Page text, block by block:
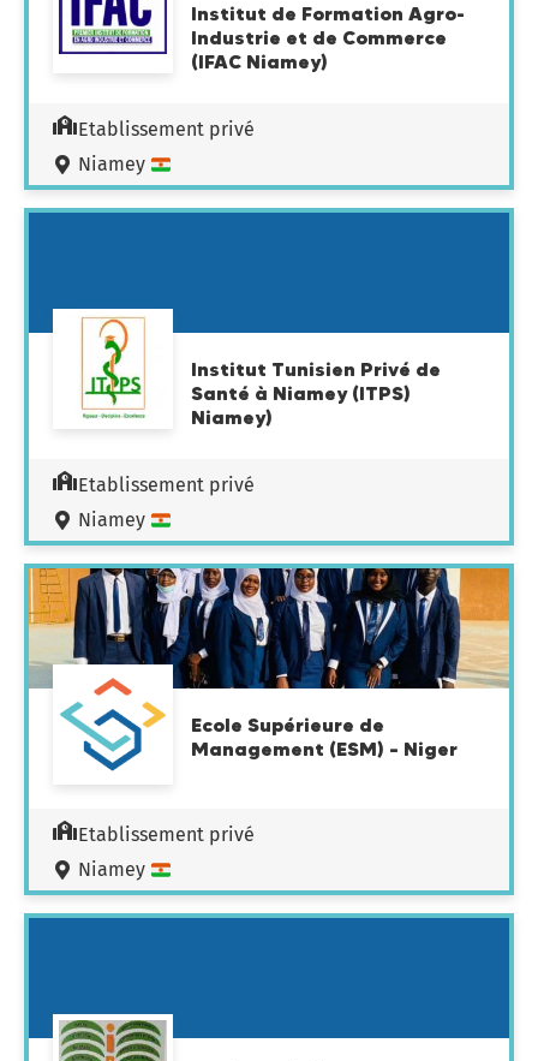
Institut de Formation Agro-
Industrie et de Commerce
(IFAC Niamey)
Etablissement privé
Niamey
Institut Tunisien Privé de
Santé à Niamey (ITPS)
Niamey)
Etablissement privé
Niamey
Ecole Supérieure de
Management (ESM) – Niger
Etablissement privé
Niamey